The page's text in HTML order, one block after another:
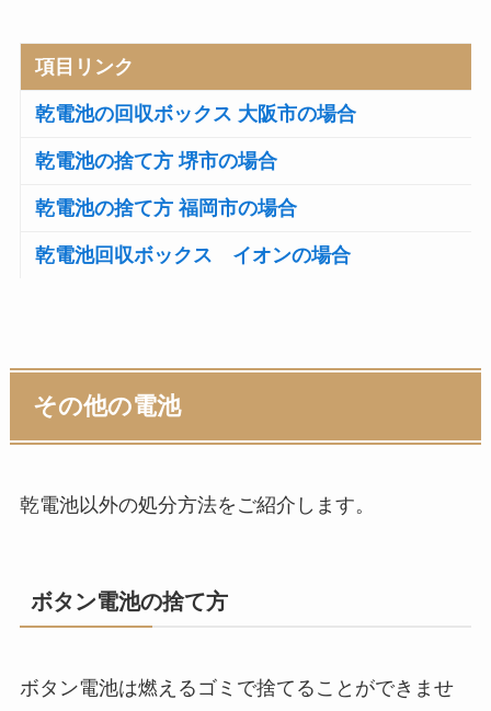
項目リンク
乾電池の回収ボックス 大阪市の場合
乾電池の捨て方 堺市の場合
乾電池の捨て方 福岡市の場合
乾電池回収ボックス イオンの場合
その他の電池
乾電池以外の処分方法をご紹介します。
ボタン電池の捨て方
ボタン電池は燃えるゴミで捨てることができませ